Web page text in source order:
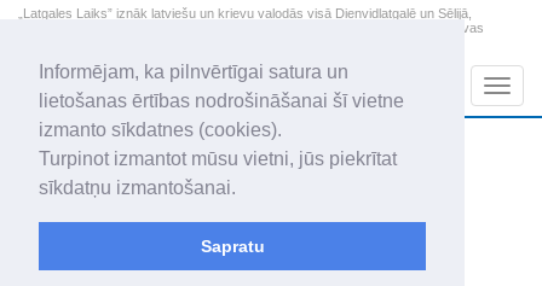
Informējam, ka pilnvērtīgai satura un
lietošanas ērtības nodrošināšanai šī vietne
izmanto sīkdatnes (cookies).
Turpinot izmantot mūsu vietni, jūs piekrītat
sīkdatņu izmantošanai.
Sapratu
„Latgales Laiks” iznāk latviešu un krievu valodās visā Dienvidlatgalē un Sēlijā,
„Latgales Laiks” latviešu valodā aptver Daugavpils valstspilsētu, Augšdaugavas
2026. gada 10. augusts
Pirmdiena
Audris, Brencis, Inuta
+24.1